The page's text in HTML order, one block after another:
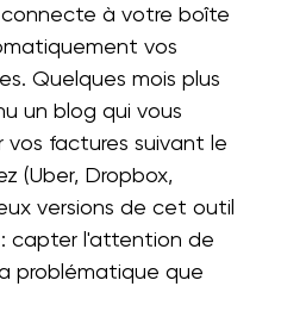
à votre boîte
vos
Quelques mois plus
un blog qui vous
factures suivant le
(Uber, Dropbox,
versions de cet outil
capter l'attention de
problématique que